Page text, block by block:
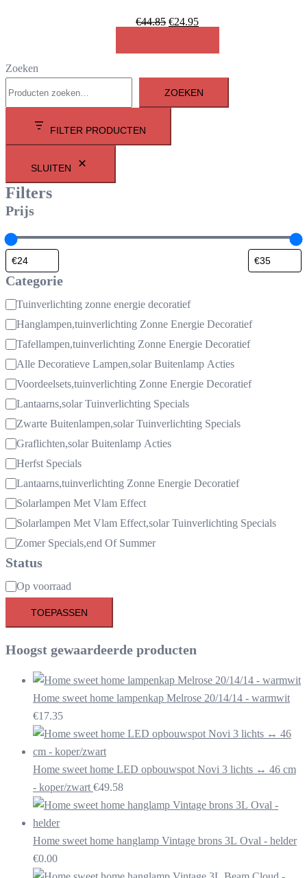
€44.85 Oorspronkelijke
was:
€24.95Huidige
is:
Zoeken
ZOEKEN
FILTER PRODUCTEN
SLUITEN
Filters
Prijs
Categorie
Categorie
Tuinverlichting zonne energie decoratief
Hanglampen,tuinverlichting Zonne Energie Decoratief
Tafellampen,tuinverlichting Zonne Energie Decoratief
Alle Decoratieve Lampen,solar Buitenlamp Acties
Voordeelsets,tuinverlichting Zonne Energie Decoratief
Lantaarns,solar Tuinverlichting Specials
Zwarte Buitenlampen,solar Tuinverlichting Specials
Graflichten,solar Buitenlamp Acties
Herfst Specials
Lantaarns,tuinverlichting Zonne Energie Decoratief
Solarlampen Met Vlam Effect
Solarlampen Met Vlam Effect,solar Tuinverlichting Specials
Zomer Specials,end Of Summer
Status
Beschikbaarheid
Op voorraad
TOEPASSEN
Hoogst gewaardeerde producten
Home sweet home lampenkap Melrose 20/14/14 - warmwit
€17.35
Home sweet home LED opbouwspot Novi 3 lichts ↔ 46 cm
- koper/zwart €49.58
Home sweet home hanglamp Vintage brons 3L Oval - helder
€0.00